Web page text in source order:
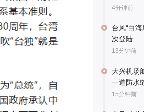
4分钟前
台风“白
次登陆
13分钟前
大兴机场
一道防水
15分钟前